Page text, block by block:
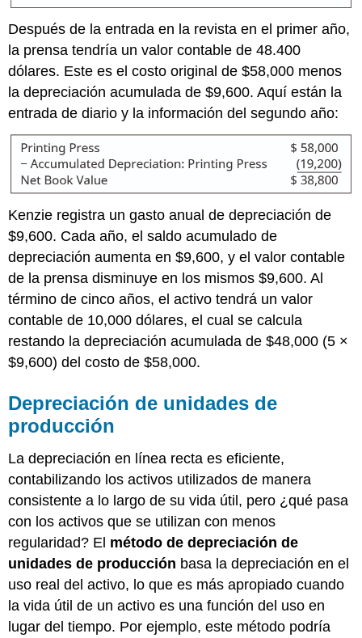
Después de la entrada en la revista en el primer año,
la prensa tendría un valor contable de 48.400
dólares. Este es el costo original de $58,000 menos
la depreciación acumulada de $9,600. Aquí están la
entrada de diario y la información del segundo año:
Kenzie registra un gasto anual de depreciación de
$9,600. Cada año, el saldo acumulado de
depreciación aumenta en $9,600, y el valor contable
de la prensa disminuye en los mismos $9,600. Al
término de cinco años, el activo tendrá un valor
contable de 10,000 dólares, el cual se calcula
restando la depreciación acumulada de $48,000 (5 ×
$9,600) del costo de $58,000.
Depreciación de unidades de
producción
La depreciación en línea recta es eficiente,
contabilizando los activos utilizados de manera
consistente a lo largo de su vida útil, pero ¿qué pasa
con los activos que se utilizan con menos
regularidad? El método de depreciación de
unidades de producción basa la depreciación en el
uso real del activo, lo que es más apropiado cuando
la vida útil de un activo es una función del uso en
lugar del tiempo. Por ejemplo, este método podría